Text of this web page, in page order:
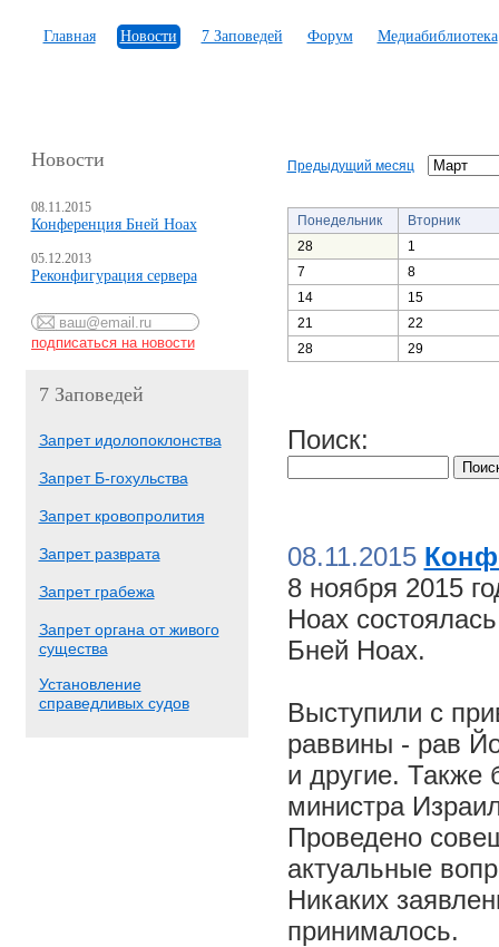
Главная Новости 7 Заповедей Форум Медиабиблиотека
Новости
08.11.2015
Конференция Бней Ноах
05.12.2013
Реконфигурация сервера
7 Заповедей
Запрет идолопоклонства
Запрет Б-гохульства
Запрет кровопролития
Запрет разврата
Запрет грабежа
Запрет органа от живого
существа
Установление
справедливых судов
Предыдущий месяц
Понедельник
Вторник
28
1
7
8
14
15
21
22
28
29
Поиск:
08.11.2015
8 ноября 2015
Ноах
Бней Ноах.
Выступили с
раввины - рав
и другие. Также
министра
Проведено
актуальные
Никаких
принималось.